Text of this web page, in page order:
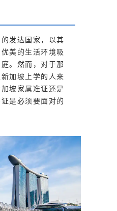
发达国家，以其
美的生活环境吸
。然而，对于那
加坡上学的人来
坡家属准证还是
是必须要面对的